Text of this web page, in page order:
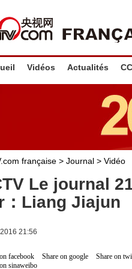
Vidéos Actualités
française > Journal > Vidéo
Le journal
：Liang Jiajun
21:56
facebook Share on google
Share on
sinaweibo